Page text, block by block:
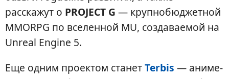
расскажут о PROJECT G — крупнобюджетной
MMORPG по вселенной MU, создаваемой на
Unreal Engine 5.
Еще одним проектом станетTerbis — аниме-